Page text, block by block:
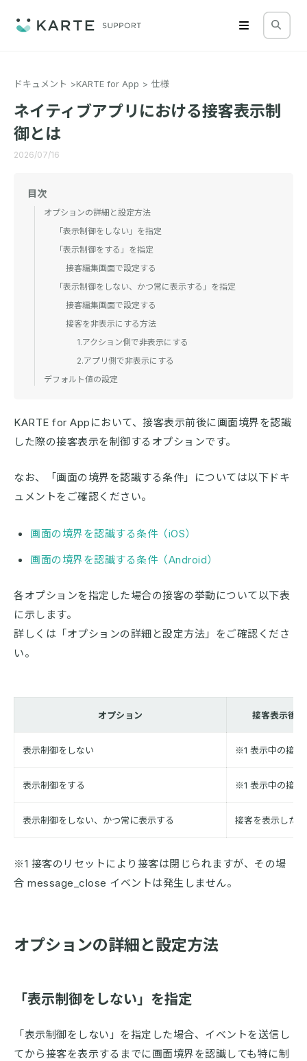
ドキュメント KARTE for App 仕様
ネイティブアプリにおける接客表示制
御とは
2026/07/16
KARTE for Appにおいて、接客表示前後に画面境界を認識
した際の接客表示を制御するオプションです。
なお、「画面の境界を認識する条件」については以下ドキ
ュメントをご確認ください。
画面の境界を認識する条件（iOS）
画面の境界を認識する条件（Android）
各オプションを指定した場合の接客の挙動について以下表
に示します。
詳しくは「オプションの詳細と設定方法」をご確認くださ
い。
オプション 接客表示後
表示制御をしない ※1 表示中の接客
表示制御をする ※1 表示中の接客
表示制御をしない、かつ常に表示する 接客を表示した
※1 接客のリセットにより接客は閉じられますが、その場
合 message_close イベントは発生しません。
オプションの詳細と設定方法
「表示制御をしない」を指定
「表示制御をしない」を指定した場合、イベントを送信し
てから接客を表示するまでに画面境界を認識しても特に制
目次
オプションの詳細と設定方法
「表示制御をしない」を指定
「表示制御をする」を指定
接客編集画面で設定する
「表示制御をしない、かつ常に表示する」を指定
接客編集画面で設定する
接客を非表示にする方法
1.アクション側で非表示にする
2.アプリ側で非表示にする
デフォルト値の設定